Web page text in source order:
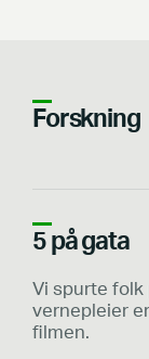
Forskning
5 på gata
Vi spurte folk
vernepleier
filmen.